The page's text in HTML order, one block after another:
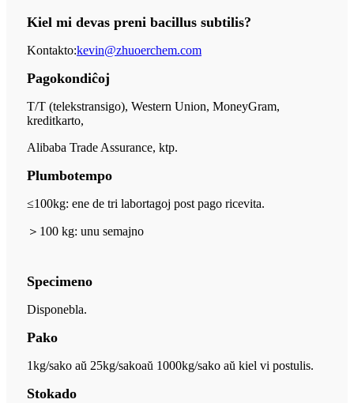
Kiel mi devas preni bacillus subtilis?
Kontakto:kevin@zhuoerchem.com
Pagokondiĉoj
T/T (telekstransigo), Western Union, MoneyGram,
kreditkarto,
Alibaba Trade Assurance, ktp.
Plumbotempo
≤100kg: ene de tri labortagoj post pago ricevita.
＞ 100 kg: unu semajno
Specimeno
Disponebla.
Pako
1kg/sako aŭ 25kg/sakoaŭ 1000kg/sako aŭ kiel vi postulis.
Stokado